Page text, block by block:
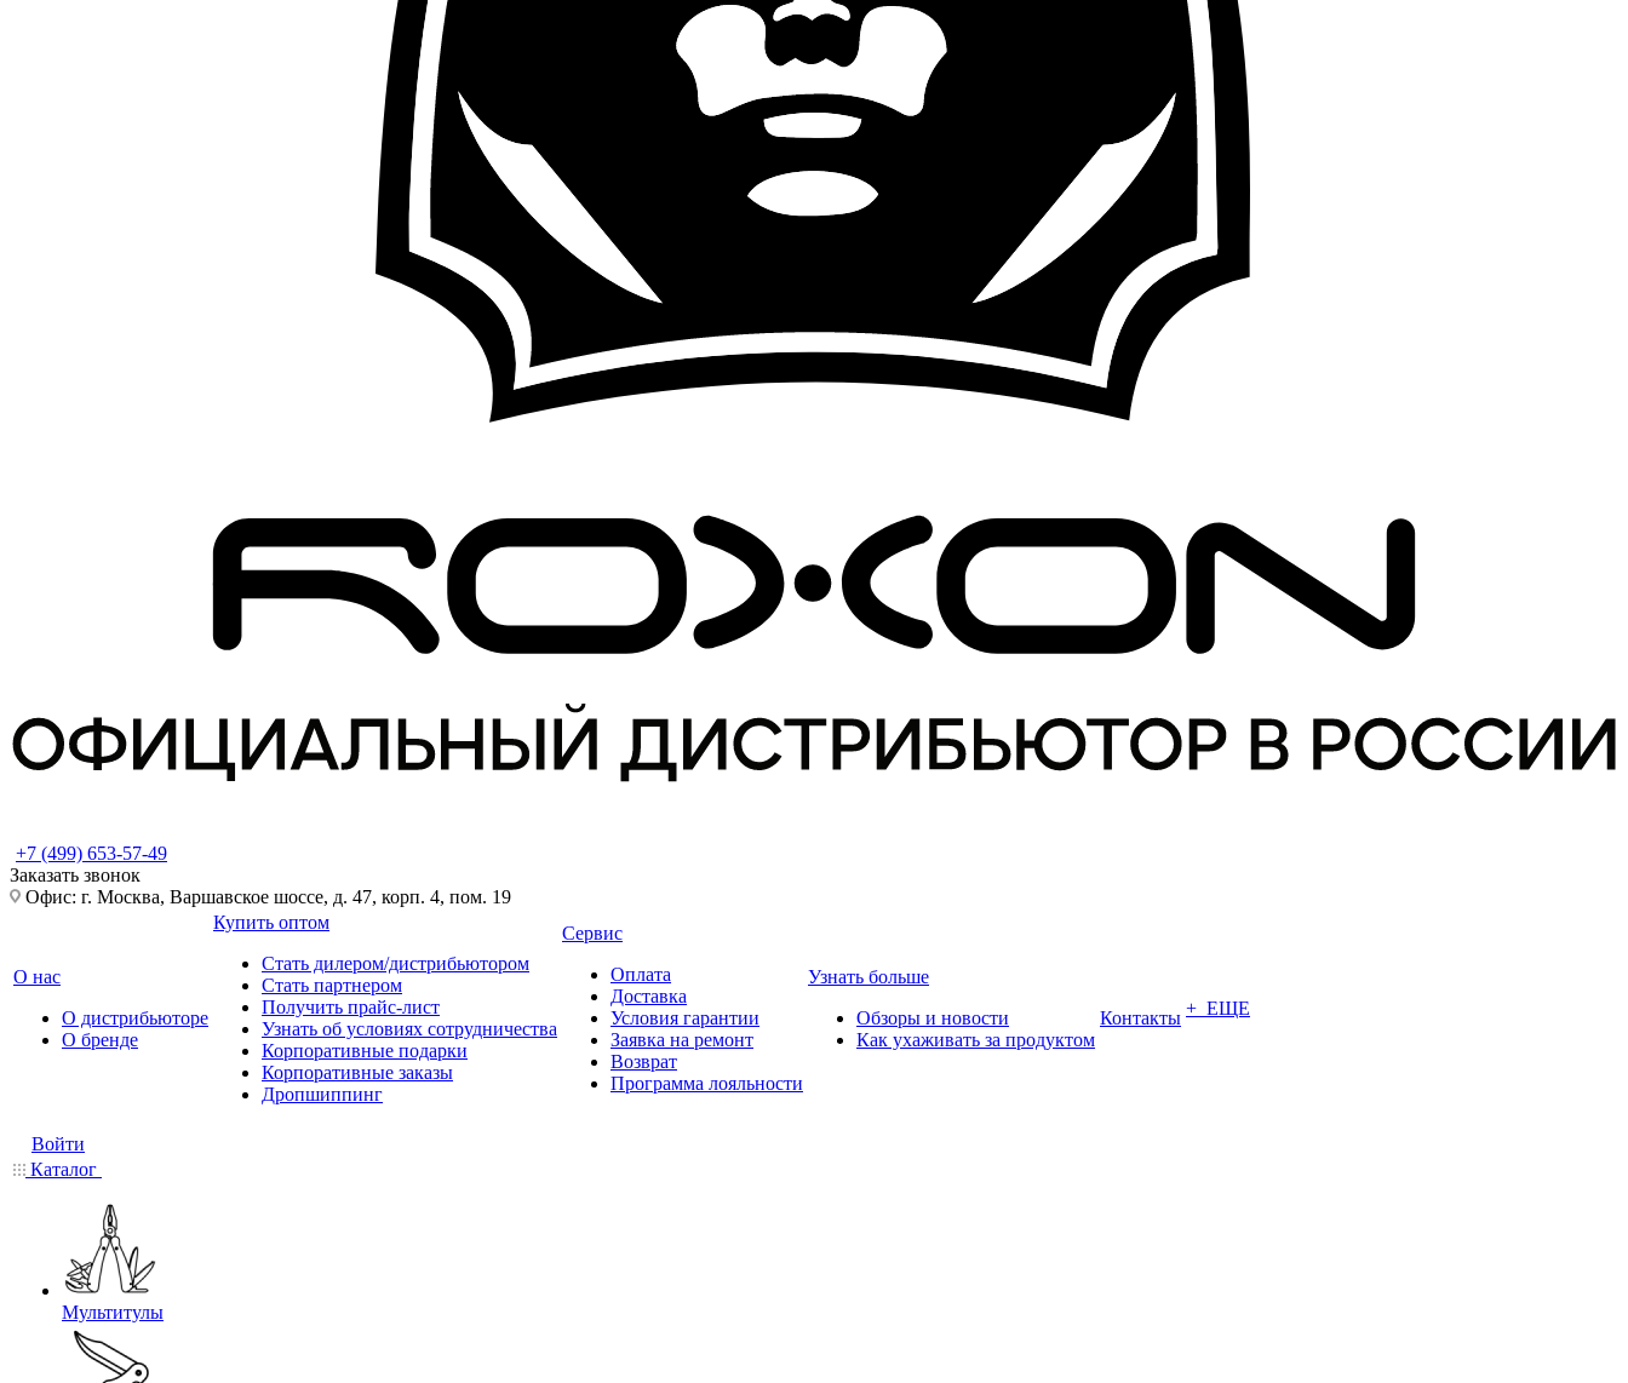
+7 (499) 653-57-49
Заказать звонок
Офис: г. Москва, Варшавское шоссе, д. 47, корп. 4, пом. 19
О нас
О дистрибьюторе
О бренде
Купить оптом
Стать дилером/дистрибьютором
Стать партнером
Получить прайс-лист
Узнать об условиях сотрудничества
Корпоративные подарки
Корпоративные заказы
Дропшиппинг
Сервис
Оплата
Доставка
Условия гарантии
Заявка на ремонт
Возврат
Программа лояльности
Узнать больше
Обзоры и новости
Как ухаживать за продуктом
Контакты + ЕЩЕ
Войти
Каталог
Мультитулы